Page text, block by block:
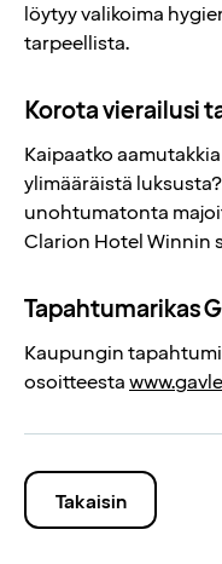
löytyy valikoima
tarpeellista.
Korota vierailusi
Kaipaatko
ylimääräistä
unohtumatonta
Clarion Hotel Winnin
Tapahtumarikas
Kaupungin
osoitteesta
Takaisin